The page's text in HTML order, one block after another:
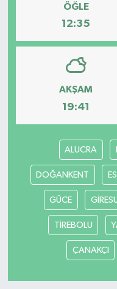
ÖĞLE
12:35
AKŞAM
19:41
ALUCRA
DOĞANKENT
GÜCE
TİREBOLU
ÇANAKÇI